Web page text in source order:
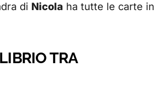
di Nicola ha tutte le carte in
TRA